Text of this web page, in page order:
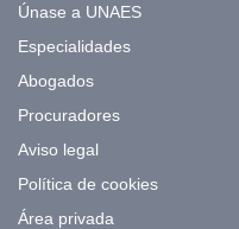
Únase a UNAES
Especialidades
Abogados
Procuradores
Aviso legal
Política de cookies
Área privada